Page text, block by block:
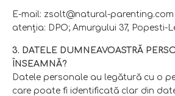
E-mail: zsolt@natural-
atenţia: DPO; Amurgului 37, Popesti-
3. DATELE DUMNEAVOASTRĂ
ÎNSEAMNĂ?
Datele personale au legătură cu o
care poate fi identificată clar din